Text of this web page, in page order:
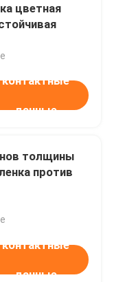
цветная
контактные
данные
толщины
против
контактные
данные